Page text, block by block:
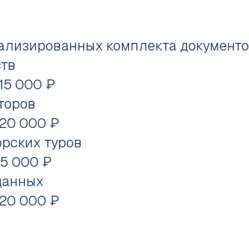
комплекта
000 ₽
000 ₽
туров
000 ₽
000 ₽